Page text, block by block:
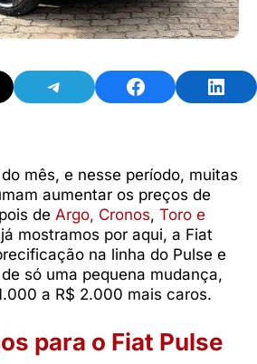
on ThreadsShare on TelegramShare on Facebook
mês, e nesse período, muitas
aumentar os preços de
de Argo, Cronos, Toro e
mostramos por aqui, a Fiat
na linha do Pulse e
só uma pequena mudança,
a R$ 2.000 mais caros.
para o Fiat Pulse